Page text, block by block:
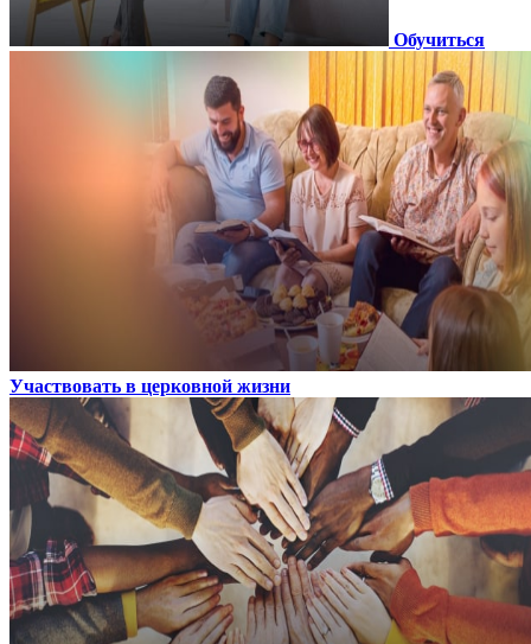
Обучиться
Участвовать в церковной жизни